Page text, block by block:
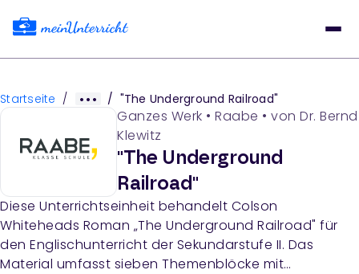
Startseite / / "The Underground Railroad"
Ganzes Werk • Raabe • von Dr. Bernd
Klewitz
"The Underground
Railroad"
Diese Unterrichtseinheit behandelt Colson
Whiteheads Roman „The Underground Railroad" für
den Englischunterricht der Sekundarstufe II. Das
Material umfasst sieben Themenblöcke mit